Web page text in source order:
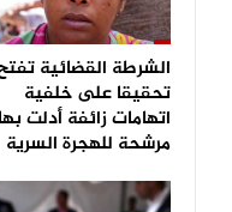
الشرطة القضائية
تحقيقا على خلفية
اتهامات زائفة أدلت بها
مرشحة للهجرة السرية